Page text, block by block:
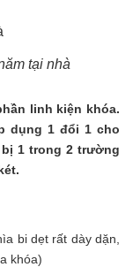
tại nhà
linh kiện khóa.
dụng 1 đổi 1 cho
1 trong 2 trường
bi dẹt rất dày dặn,
khóa)